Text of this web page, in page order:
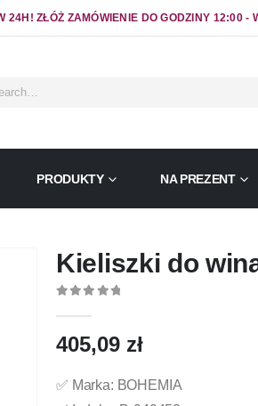
24H! ZŁÓŻ ZAMÓWIENIE DO GODZINY 12:00 -
PRODUKTY NA PREZENT
Kieliszki do
405,09 zł
✅ Marka: BOHEMIA